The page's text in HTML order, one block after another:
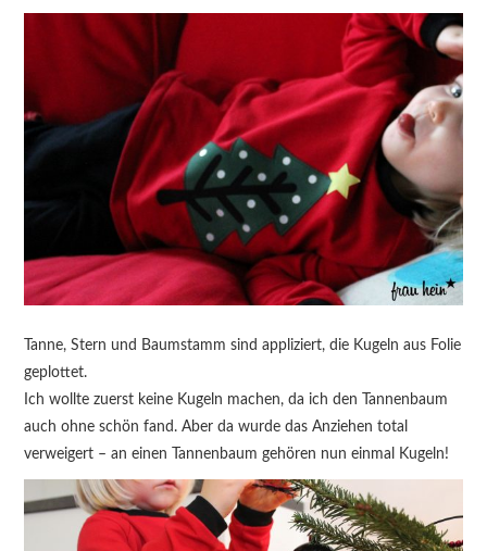
Tanne, Stern und Baumstamm sind appliziert, die Kugeln aus Folie
geplottet.
Ich wollte zuerst keine Kugeln machen, da ich den Tannenbaum
auch ohne schön fand. Aber da wurde das Anziehen total
verweigert – an einen Tannenbaum gehören nun einmal Kugeln!